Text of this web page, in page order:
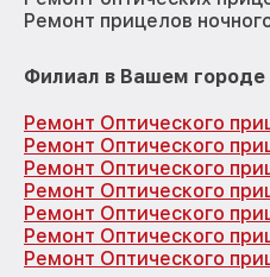
Ремонт прицелов
Филиал в Вашем городе
Ремонт Оптического
Ремонт Оптического
Ремонт Оптического
Ремонт Оптического
Ремонт Оптического
Ремонт Оптического
Ремонт Оптического